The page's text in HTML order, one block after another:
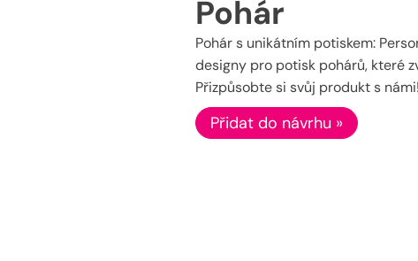
Pohár
Pohár s unikátním potiskem:
designy pro potisk pohárů, které
Přizpůsobte si svůj produkt s námi!
Přidat do návrhu »